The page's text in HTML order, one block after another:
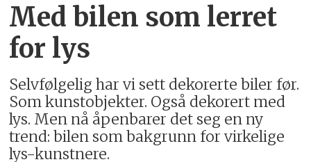
Med bilen som lerret
for lys
Selvfølgelig har vi sett dekorerte biler før.
Som kunstobjekter. Også dekorert med
lys. Men nå åpenbarer det seg en ny
trend: bilen som bakgrunn for virkelige
lys-kunstnere.